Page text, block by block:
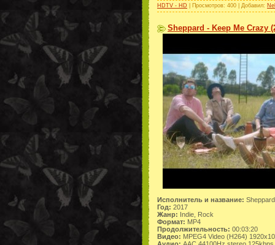
HDTV - HD | Просмотров: 400 | Добавил:
Sheppard - Keep Me Crazy
Исполнитель и название:
Год: 2017
Жанр: Indie, Rock
Формат: MP4
Продолжительность: 00:03:20
Видео: MPEG4 Video (H264)